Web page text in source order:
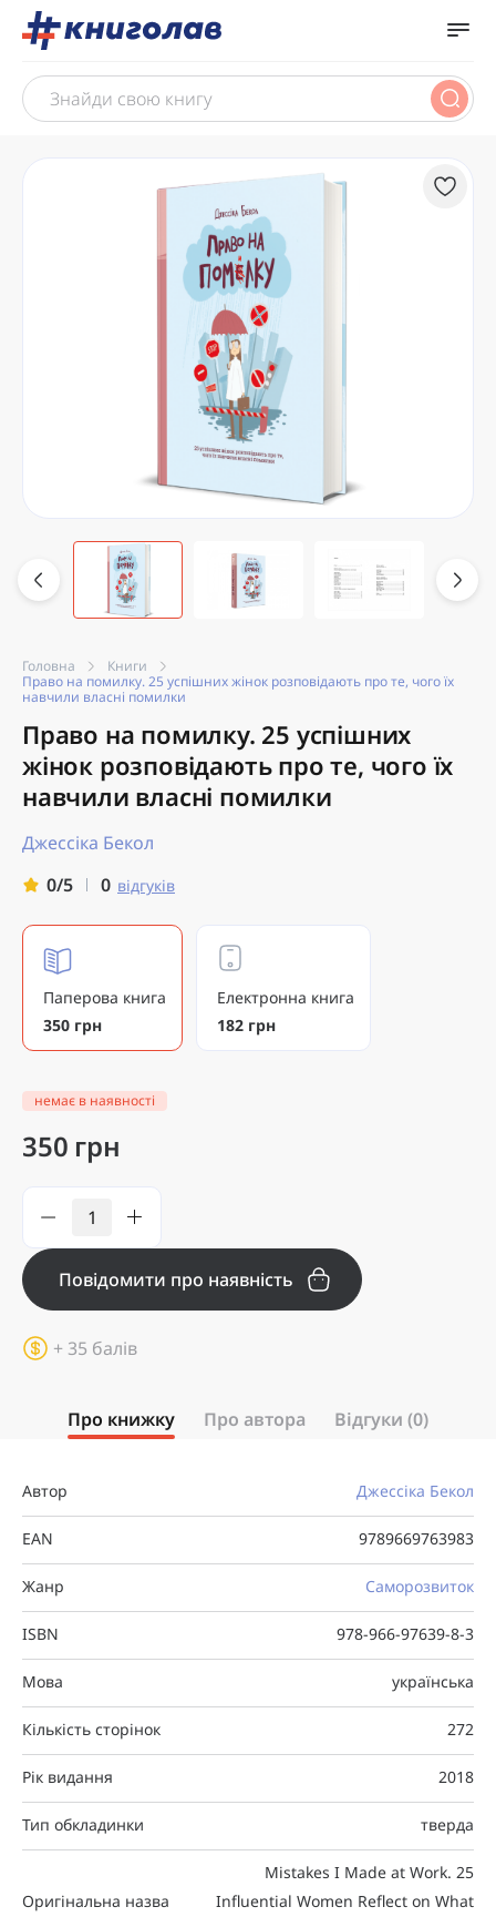
Головна
Книги
Право на помилку. 25 успішних жінок розповідають про те, чого їх
навчили власні помилки
Право на помилку. 25 успішних
жінок розповідають про те, чого їх
навчили власні помилки
Джессіка Бекол
0/5
0 відгуків
Паперова книга
350 грн
Електронна книга
182 грн
немає в наявності
350 грн
Повідомити про наявність
+ 35 балів
Про книжку Про автора Відгуки (0)
Автор Джессіка Бекол
EAN 9789669763983
Жанр Саморозвиток
ISBN 978-966-97639-8-3
Мова українська
Кількість сторінок 272
Рік видання 2018
Тип обкладинки тверда
Оригінальна назва
Mistakes I Made at Work. 25
Influential Women Reflect on What